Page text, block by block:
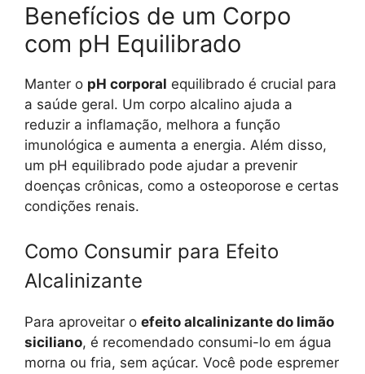
Benefícios de um Corpo
com pH Equilibrado
Manter o pH corporal equilibrado é crucial para
a saúde geral. Um corpo alcalino ajuda a
reduzir a inflamação, melhora a função
imunológica e aumenta a energia. Além disso,
um pH equilibrado pode ajudar a prevenir
doenças crônicas, como a osteoporose e certas
condições renais.
Como Consumir para Efeito
Alcalinizante
Para aproveitar o efeito alcalinizante do limão
siciliano, é recomendado consumi-lo em água
morna ou fria, sem açúcar. Você pode espremer